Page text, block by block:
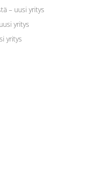
– uusi yritys
yritys
yritys